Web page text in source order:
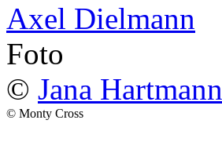
Axel Dielmann
Foto
© Jana Hartmann
© Monty Cross